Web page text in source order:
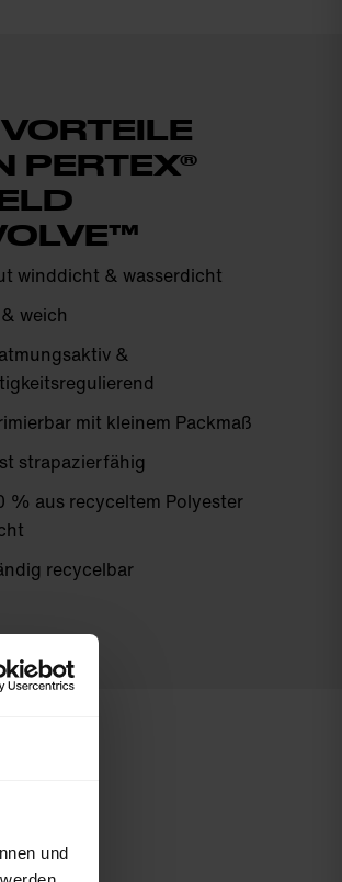
und
PERTEX®
winddicht & wasserdicht
weich
&
mit kleinem Packmaß
strapazierfähig
% aus recyceltem Polyester
recycelbar